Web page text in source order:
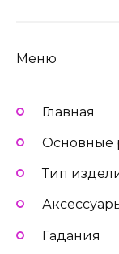
Меню
Главная
Основные
Тип
Гадания